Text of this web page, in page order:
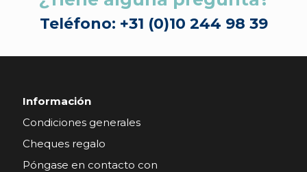
Teléfono: +31 (0)10 244 98 39
Información
Condiciones generales
Cheques regalo
Póngase en contacto con